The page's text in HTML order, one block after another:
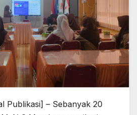
Publikasi] – Sebanyak 20